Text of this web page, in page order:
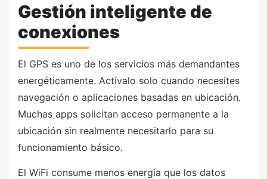
Gestión inteligente de
conexiones
El GPS es uno de los servicios más demandantes
energéticamente. Actívalo solo cuando necesites
navegación o aplicaciones basadas en ubicación.
Muchas apps solicitan acceso permanente a la
ubicación sin realmente necesitarlo para su
funcionamiento básico.
El WiFi consume menos energía que los datos